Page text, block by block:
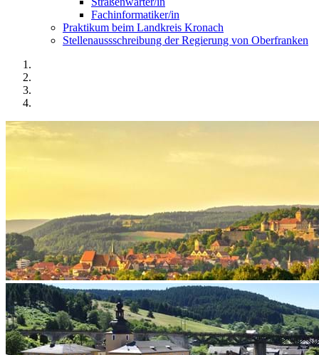
Fachinformatiker/in
Praktikum beim Landkreis Kronach
Stellenaussschreibung der Regierung von Oberfranken